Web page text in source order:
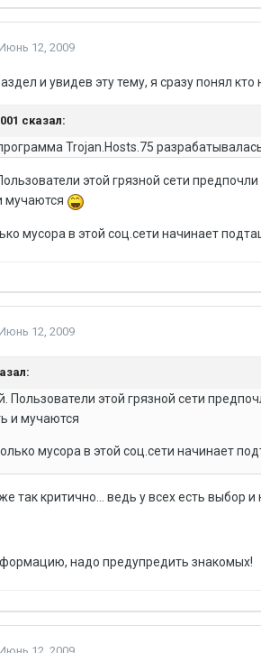
Июнь 12, 2009
и увидев эту тему, я сразу понял
сказал:
Trojan.Hosts.75
этой грязной сети
мучаются
мусора в этой соц.сети начинает
Июнь 12, 2009
Пользователи этой грязной сети
и мучаются
мусора в этой соц.сети начинает
так критично... ведь у всех есть выбор
надо предупредить знакомых!